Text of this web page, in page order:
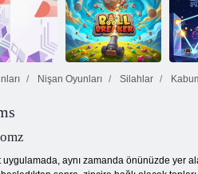
Topçu ve
Tanklar
Nişan Oyunları Silahlar
uygulamada, aynı zamanda önünüzde yer